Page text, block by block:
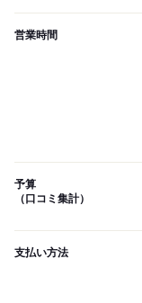
営業時間
予算
（口コミ集計）
支払い方法